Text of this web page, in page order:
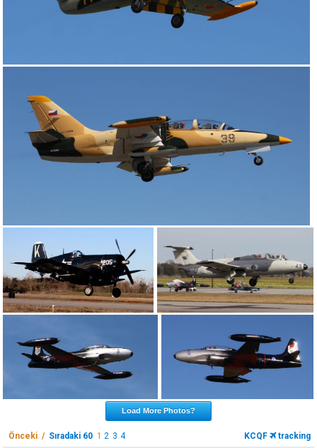
Load More Photos?
Önceki / Sıradaki 60 1 2 3 4 KCQF tracking